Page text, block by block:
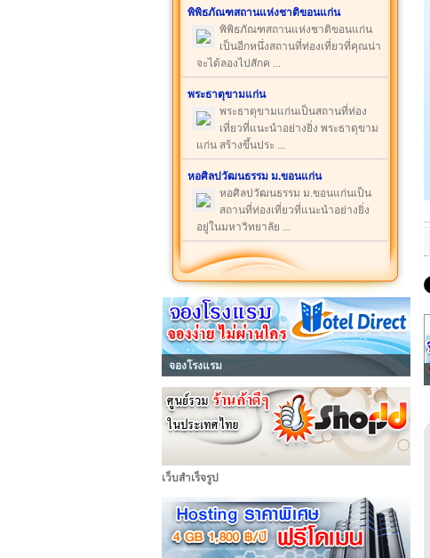
พิพิธภัณฑสถานแห่งชาติขอนแก่น
พิพิธภัณฑสถานแห่งชาติขอนแก่น
เป็นอีกหนึ่งสถานที่ท่องเที่ยวที่คุณน่า
จะได้ลองไปสักค ...
พระธาตุขามแก่น
พระธาตุขามแก่นเป็นสถานที่ท่อง
เที่ยวที่แนะนำอย่างยิ่ง พระธาตุขาม
แก่น สร้างขึ้นประ ...
หอศิลปวัฒนธรรม ม.ขอนแก่น
หอศิลปวัฒนธรรม ม.ขอนแก่นเป็น
สถานที่ท่องเที่ยวที่แนะนำอย่างยิ่ง
อยู่ในมหาวิทยาลัย ...
จองโรงแรม
เว็บสำเร็จรูป